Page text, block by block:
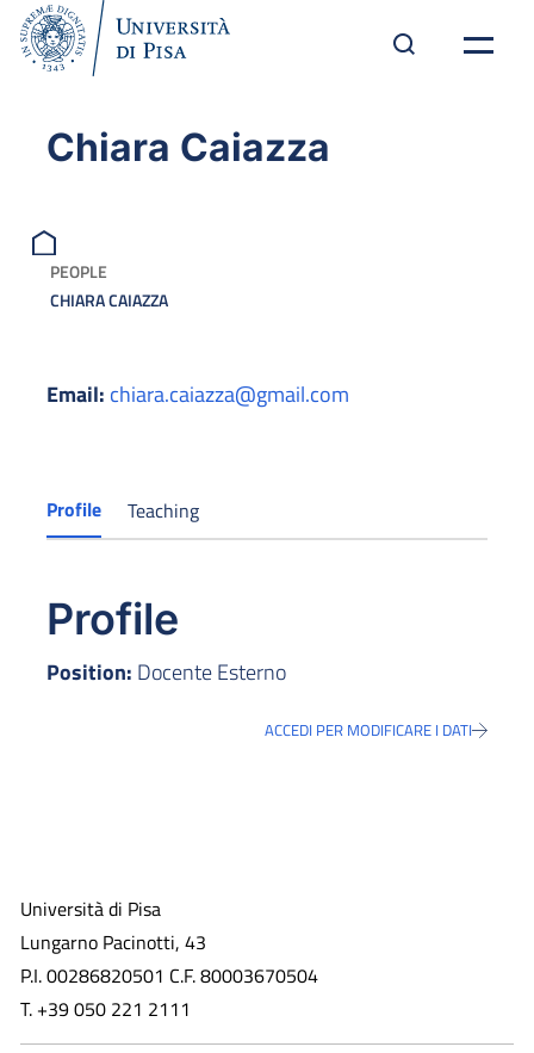
Chiara Caiazza
PEOPLE
CHIARA CAIAZZA
Email: chiara.caiazza@gmail.com
Profile Teaching
Profile
Position: Docente Esterno
ACCEDI PER MODIFICARE I DATI
Università di Pisa
Lungarno Pacinotti, 43
P.I. 00286820501 C.F. 80003670504
T. +39 050 221 2111